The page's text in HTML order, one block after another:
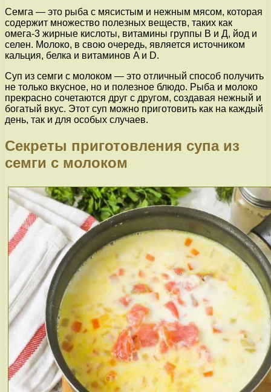
Семга — это рыба с мясистым и нежным мясом, которая
содержит множество полезных веществ, таких как
омега-3 жирные кислоты, витамины группы В и Д, йод и
селен. Молоко, в свою очередь, является источником
кальция, белка и витаминов A и D.
Суп из семги с молоком — это отличный способ получить
не только вкусное, но и полезное блюдо. Рыба и молоко
прекрасно сочетаются друг с другом, создавая нежный и
богатый вкус. Этот суп можно приготовить как на каждый
день, так и для особых случаев.
Секреты приготовления супа из
семги с молоком